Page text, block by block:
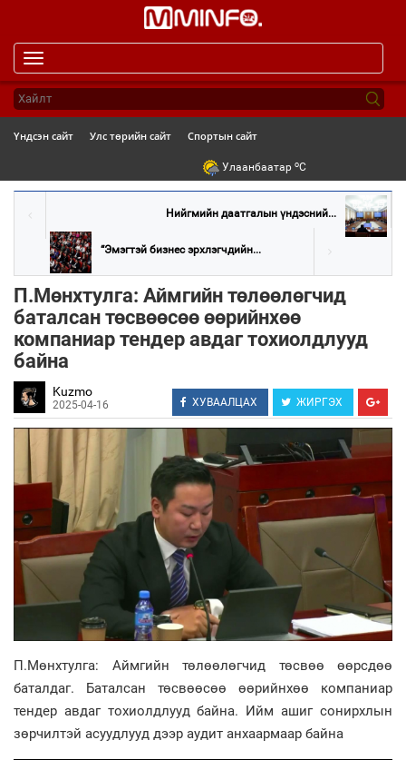
navigation
Үндсэн сайт Улс төрийн сайт Спортын сайт
Улаанбаатар oC
Нийгмийн даатгалын үндэсний...
“Эмэгтэй бизнес эрхлэгчдийн...
П.Мөнхтулга: Аймгийн төлөөлөгчид
баталсан төсвөөсөө өөрийнхөө
компаниар тендер авдаг тохиолдлууд
байна
Kuzmo
2025-04-16 ХУВААЛЦАХ ЖИРГЭХ
П.Мөнхтулга: Аймгийн төлөөлөгчид төсвөө өөрсдөө
баталдаг. Баталсан төсвөөсөө өөрийнхөө компаниар
тендер авдаг тохиолдлууд байна. Ийм ашиг сонирхлын
зөрчилтэй асуудлууд дээр аудит анхаармаар байна